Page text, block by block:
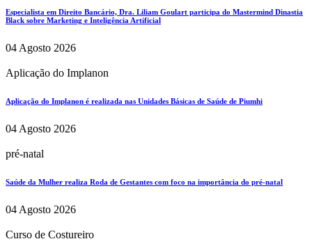
Especialista em Direito Bancário, Dra. Liliam Goulart participa do Mastermind Dinastia
Black sobre Marketing e Inteligência Artificial
04 Agosto 2026
Aplicação do Implanon
Aplicação do Implanon é realizada nas Unidades Básicas de Saúde de Piumhi
04 Agosto 2026
pré-natal
Saúde da Mulher realiza Roda de Gestantes com foco na importância do pré-natal
04 Agosto 2026
Curso de Costureiro